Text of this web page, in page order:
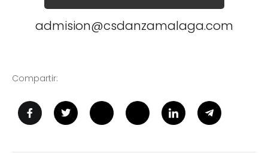
admision@csdanzamalaga.com
Compartir: